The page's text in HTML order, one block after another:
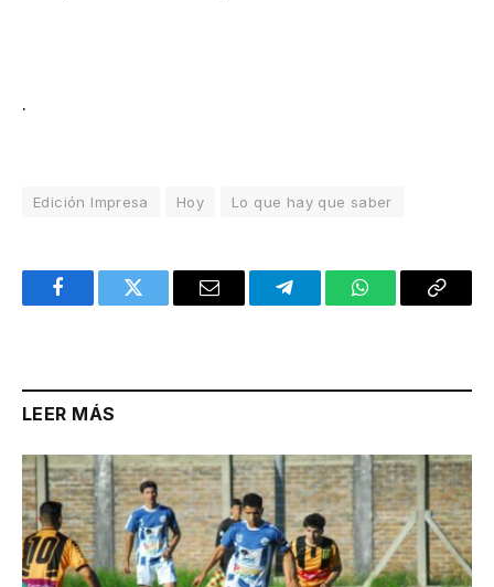
.
Edición Impresa Hoy Lo que hay que saber
FacebookTwitter Email TelegramWhatsAppCopy
LEER MÁS